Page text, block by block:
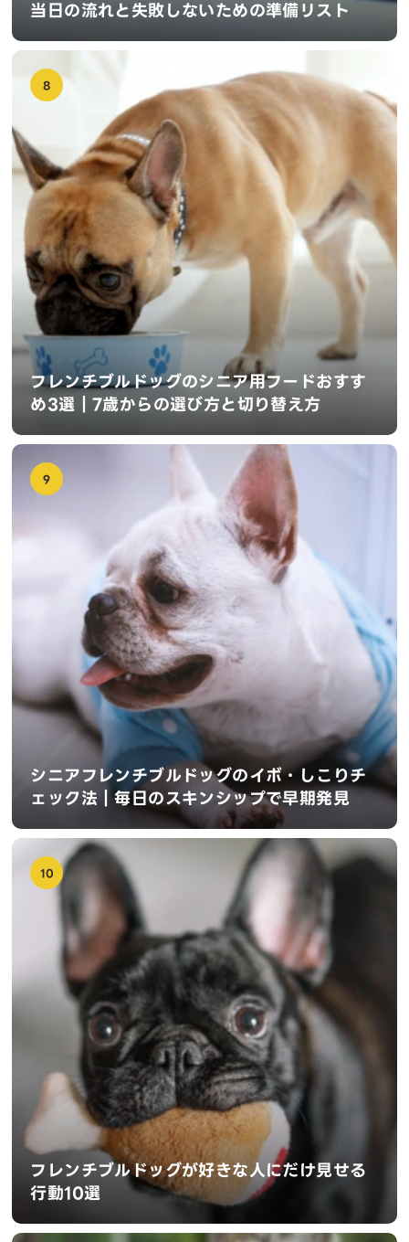
当日の流れと失敗しないための準備リスト
8
フレンチブルドッグのシニア用フードおすす
め3選｜7歳からの選び方と切り替え方
9
シニアフレンチブルドッグのイボ・しこりチ
ェック法｜毎日のスキンシップで早期発見
10
フレンチブルドッグが好きな人にだけ見せる
行動10選